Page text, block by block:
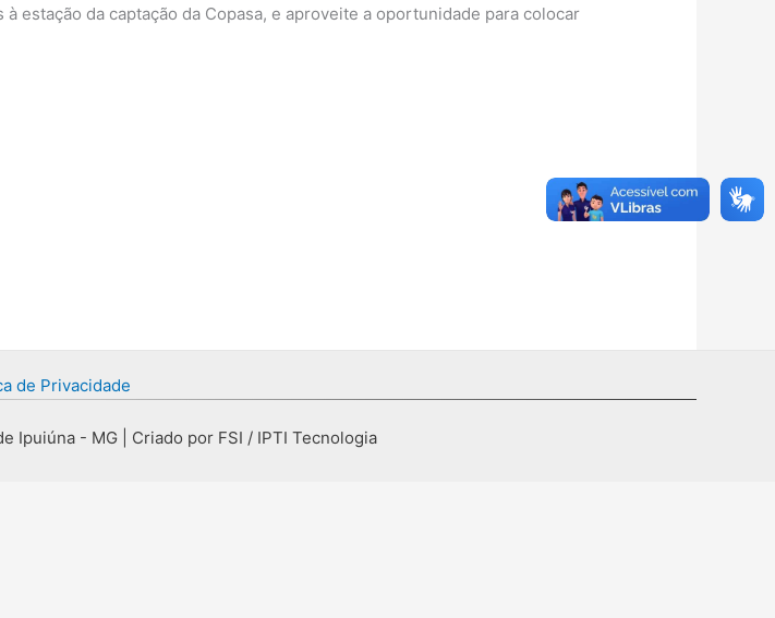
estação da captação da Copasa, e aproveite a oportunidade para colocar
de Privacidade
Ipuiúna - MG | Criado por FSI / IPTI Tecnologia